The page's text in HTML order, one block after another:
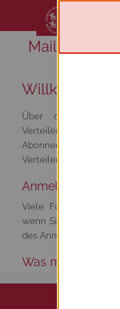
Mailinglist
Willkommen
Über diesen
Abonnements
Verteiler verwalten
Anmelden
Viele Funktionen
wenn Sie sich
des
Was möchten Sie